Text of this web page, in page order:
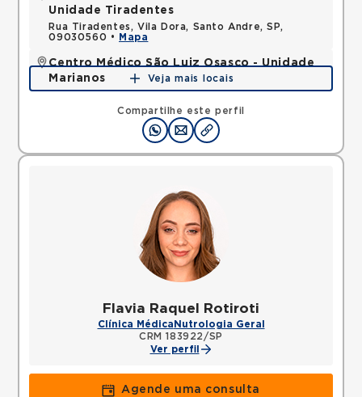
Compartilhe este perfil
Unidade Tiradentes
Rua Tiradentes, Vila Dora, Santo Andre, SP,
09030560 •
Mapa
Centro Médico São Luiz Osasco - Unidade
Marianos
Rua dos Marianos, Centro, Osasco, SP, 06016050 •
Veja mais locais
Flavia Raquel Rotiroti
Clínica Médica Nutrologia Geral
CRM 183922/SP
Ver perfil
Agende uma consulta